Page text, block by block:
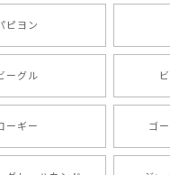
とうございます。
2024/10/28
絡が無かったのでハラハ
ピヨン
ーグル
ーギー ゴ